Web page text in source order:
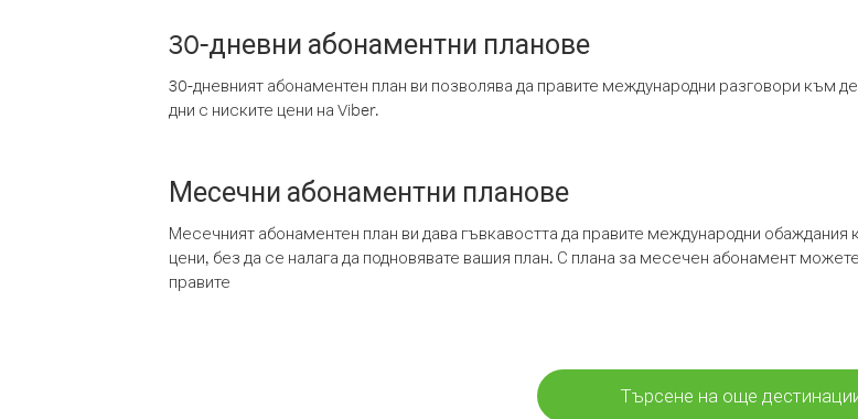
30-дневни абонаментни планове
30-дневният абонаментен план ви позволява да правите международни разговори към
дни с ниските цени на Viber.
Месечни абонаментни планове
Месечният абонаментен план ви дава гъвкавостта да правите международни
цени, без да се налага да подновявате вашия план. С плана за месечен абонамент
правите
Търсене на още